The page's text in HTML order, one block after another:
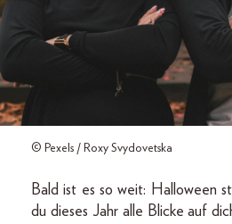
© Pexels / Roxy Svydovetska
Bald ist es so weit: Halloween
du dieses Jahr alle Blicke auf